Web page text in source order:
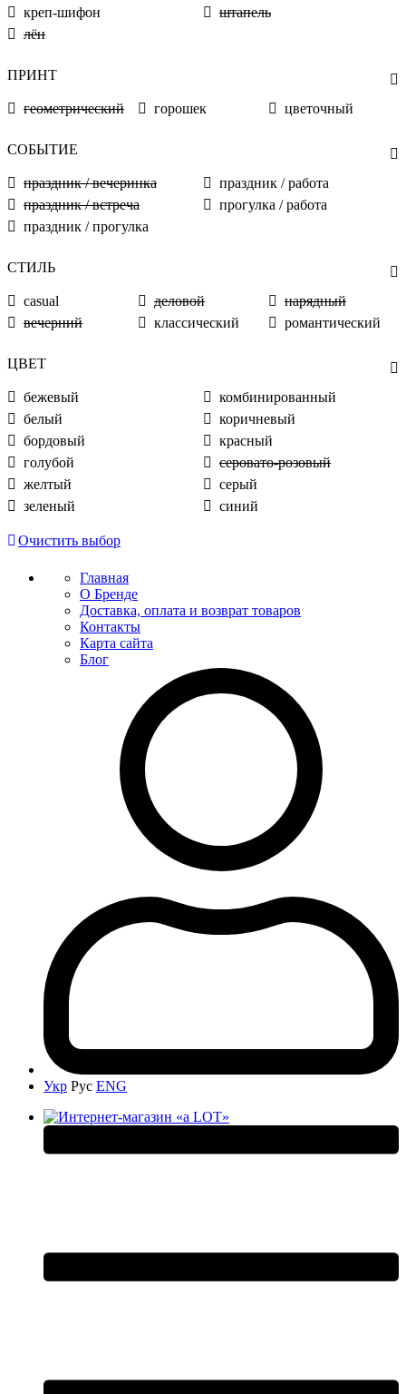
креп-шифон
лён
штапель
ПРИНТ
геометрический горошек цветочный
СОБЫТИЕ
праздник / вечеринка
праздник / встреча
праздник / прогулка
праздник / работа
прогулка / работа
СТИЛЬ
casual
вечерний
деловой
классический
нарядный
романтический
ЦВЕТ
бежевый
белый
бордовый
голубой
желтый
зеленый
комбинированный
коричневый
красный
серовато-розовый
серый
синий
Очистить выбор
Главная
О Бренде
Доставка, оплата и возврат товаров
Контакты
Карта сайта
Блог
Укр Рус ENG